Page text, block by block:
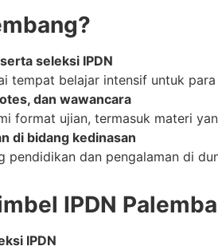
seleksi IPDN
tempat belajar intensif untuk
dan wawancara
format ujian, termasuk materi
di bidang kedinasan
pendidikan dan pengalaman di
IPDN
IPDN